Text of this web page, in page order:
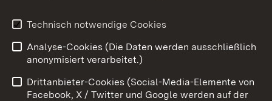
Youtube
Benutzungshinweise
Barrierefreiheit
Technisch notwendige Cookies
Analyse-Cookies (Die Daten werden ausschließlich
anonymisiert verarbeitet.)
Drittanbieter-Cookies (Social-Media-Elemente von
Facebook, X / Twitter und Google werden auf der